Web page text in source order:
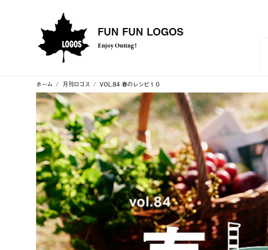
FUN FUN LOGOS
Enjoy Outing !
ホーム 月刊ロゴス VOL.84 春のレシピ１０